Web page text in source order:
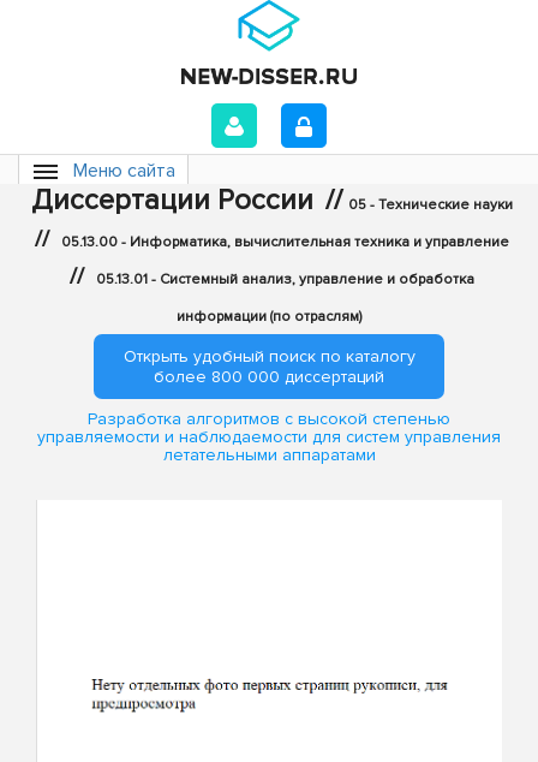
Меню сайта
Диссертации России // 05 - Технические науки
// 05.13.00 - Информатика, вычислительная техника и управление
// 05.13.01 - Системный анализ, управление и обработка
информации (по отраслям)
Открыть удобный поиск по каталогу
более 800 000 диссертаций
Разработка алгоритмов с высокой степенью
управляемости и наблюдаемости для систем управления
летательными аппаратами